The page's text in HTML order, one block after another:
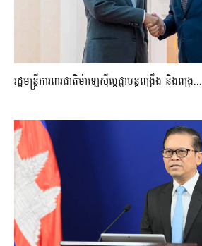
រដ្ឋមន្ត្រីការពារជាតិម៉ាឡេស៊ីប្ដេជ្ញាបន្តពង្រឹង និងពង្រ...